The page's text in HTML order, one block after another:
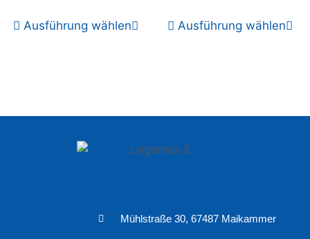
Ausführung wählen Ausführung wählen
Mühlstraße 30, 67487 Maikammer